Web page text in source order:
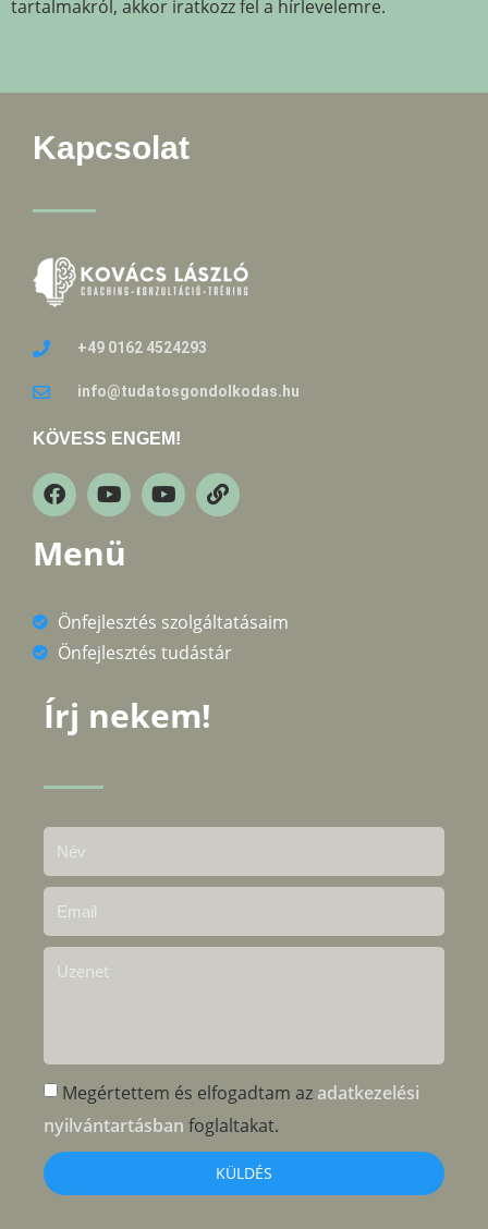
tartalmakról, akkor iratkozz fel a hírlevelemre.
Kapcsolat
+49 0162 4524293
info@tudatosgondolkodas.hu
KÖVESS ENGEM!
Menü
Önfejlesztés szolgáltatásaim
Önfejlesztés tudástár
Írj nekem!
Megértettem és elfogadtam az adatkezelési
nyilvántartásban foglaltakat.
KÜLDÉS